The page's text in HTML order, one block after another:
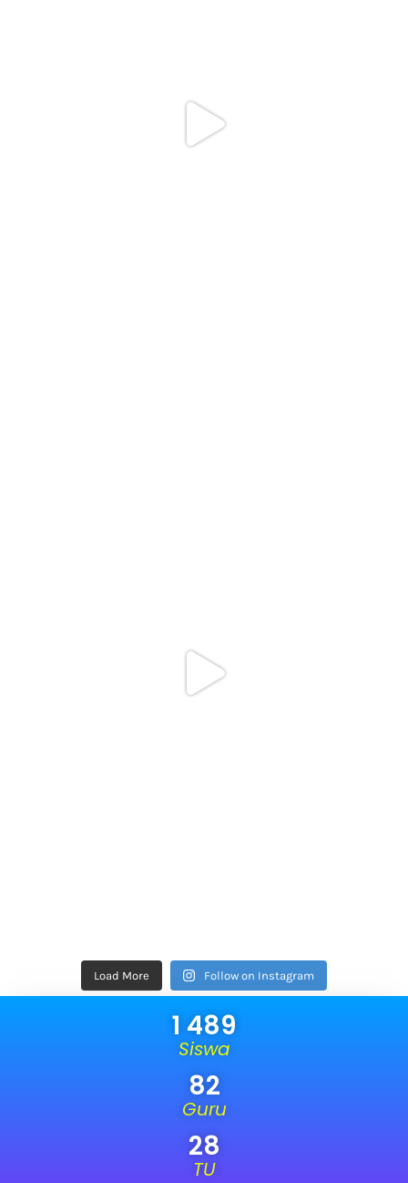
Load More Follow on Instagram
Siswa
1 489
Guru
82
TU
28